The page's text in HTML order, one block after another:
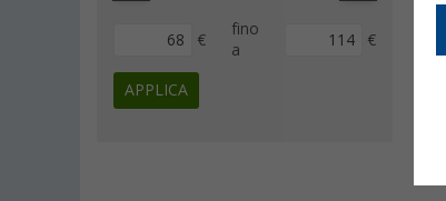
€
fino
a
€
APPLICA